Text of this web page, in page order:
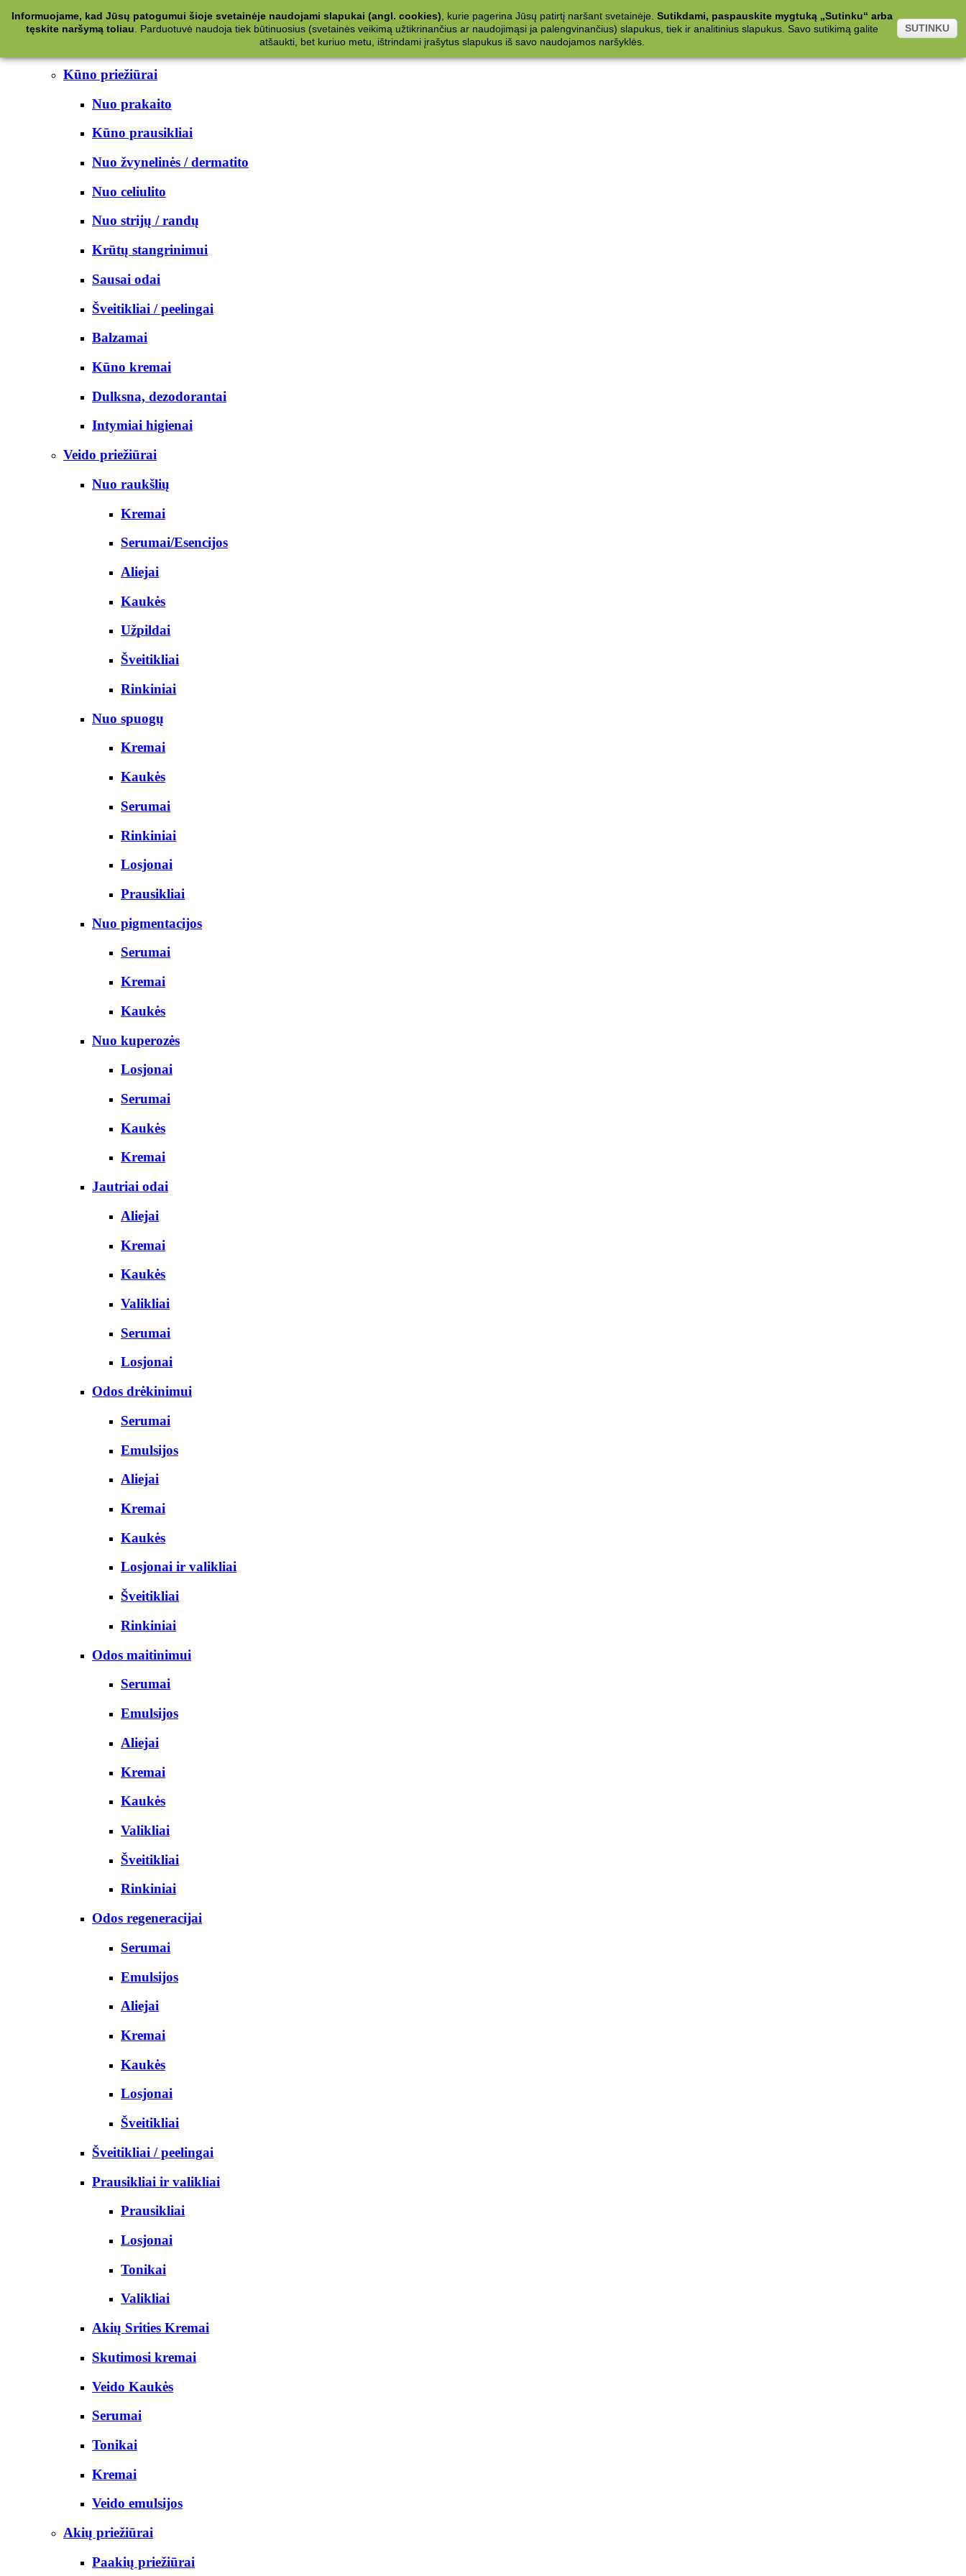
Kategorijos
Kūno priežiūrai
Nuo prakaito
Kūno prausikliai
Nuo žvynelinės / dermatito
Nuo celiulito
Nuo strijų / randų
Krūtų stangrinimui
Sausai odai
Šveitikliai / peelingai
Balzamai
Kūno kremai
Dulksna, dezodorantai
Intymiai higienai
Veido priežiūrai
Nuo raukšlių
Kremai
Serumai/Esencijos
Aliejai
Kaukės
Užpildai
Šveitikliai
Rinkiniai
Nuo spuogų
Kremai
Kaukės
Serumai
Rinkiniai
Losjonai
Prausikliai
Nuo pigmentacijos
Serumai
Kremai
Kaukės
Nuo kuperozės
Losjonai
Serumai
Kaukės
Kremai
Jautriai odai
Aliejai
Kremai
Kaukės
Valikliai
Serumai
Losjonai
Odos drėkinimui
Serumai
Emulsijos
Aliejai
Kremai
Kaukės
Losjonai ir valikliai
Šveitikliai
Rinkiniai
Odos maitinimui
Serumai
Emulsijos
Aliejai
Kremai
Kaukės
Valikliai
Šveitikliai
Rinkiniai
Odos regeneracijai
Serumai
Emulsijos
Aliejai
Kremai
Kaukės
Losjonai
Šveitikliai
Šveitikliai / peelingai
Prausikliai ir valikliai
Prausikliai
Losjonai
Tonikai
Valikliai
Akių Srities Kremai
Skutimosi kremai
Veido Kaukės
Serumai
Tonikai
Kremai
Veido emulsijos
Akių priežiūrai
Paakių priežiūrai
Informuojame, kad Jūsų patogumui šioje svetainėje naudojami slapukai (angl. cookies) , kurie pagerina Jūsų patirtį naršant svetainėje. Sutikdami, paspauskite mygtuką „Sutinku“ arba
tęskite naršymą toliau
Parduotuvė naudoja tiek būtinuosius (svetainės veikimą užtikrinančius ar naudojimąsi ja palengvinančius) slapukus, tiek ir analitinius slapukus. Savo sutikimą galite
atšaukti, bet kuriuo metu, ištrindami įrašytus slapukus iš savo naudojamos naršyklės.
SUTINKU